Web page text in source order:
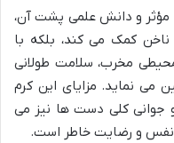
مؤثر و دانش علمی پشت آن،
ناخن کمک می کند، بلکه با
مخرب، سلامت طولانی
نماید. مزایای این کرم
و جوانی کلی دست ها نیز می
نفس و رضایت خاطر است.